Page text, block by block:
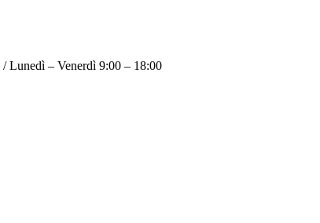
/ Lunedì – Venerdì 9:00 – 18:00